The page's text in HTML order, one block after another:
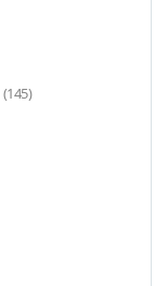
(145)